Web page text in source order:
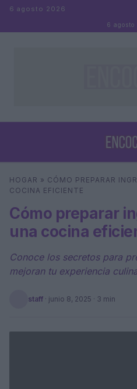
Saltar al contenido
6 agosto 2026
6 agosto
Buscar
HOGAR » CÓMO PREPARAR
COCINA EFICIENTE
Cómo preparar
una cocina
Conoce los secretos para
mejoran tu experiencia
staff · junio 8, 2025 · 3 min